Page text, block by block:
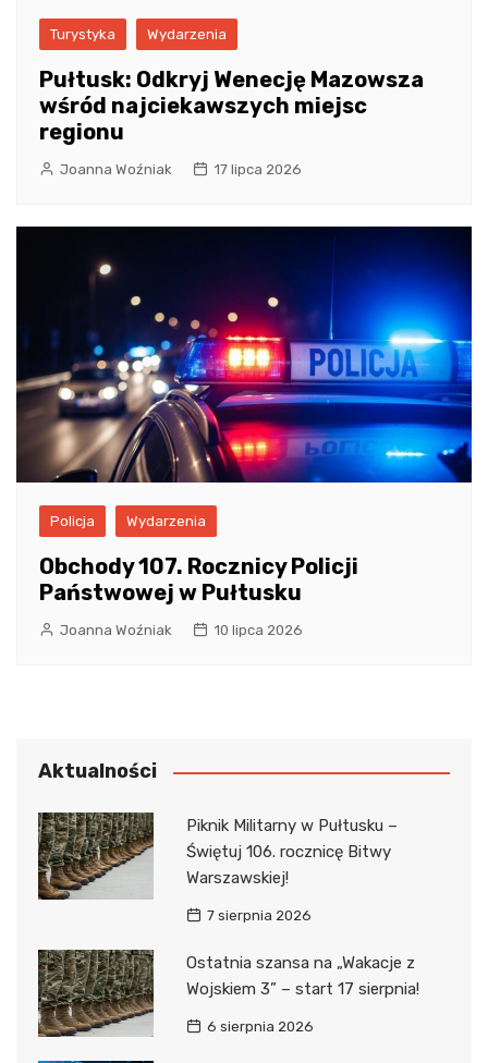
Turystyka Wydarzenia
Pułtusk: Odkryj Wenecję Mazowsza
wśród najciekawszych miejsc
regionu
Joanna Woźniak 17 lipca 2026
Policja Wydarzenia
Obchody 107. Rocznicy Policji
Państwowej w Pułtusku
Joanna Woźniak 10 lipca 2026
Aktualności
Piknik Militarny w Pułtusku –
Świętuj 106. rocznicę Bitwy
Warszawskiej!
7 sierpnia 2026
Ostatnia szansa na „Wakacje z
Wojskiem 3” – start 17 sierpnia!
6 sierpnia 2026